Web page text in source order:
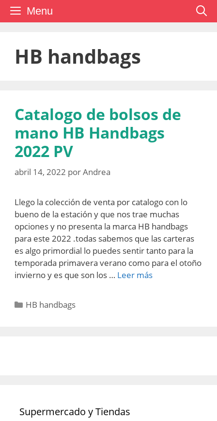
Saltar Menu
HB handbags
Catalogo de bolsos de
mano HB Handbags
2022 PV
abril 14, 2022 porAndrea
Llego la colección de venta por catalogo con lo
bueno de la estación y que nos trae muchas
opciones y no presenta la marca HB handbags
para este 2022 .todas sabemos que las carteras
es algo primordial lo puedes sentir tanto para la
temporada primavera verano como para el otoño
invierno y es que son los … Leer más
Categorías
HB handbags
Supermercado y Tiendas